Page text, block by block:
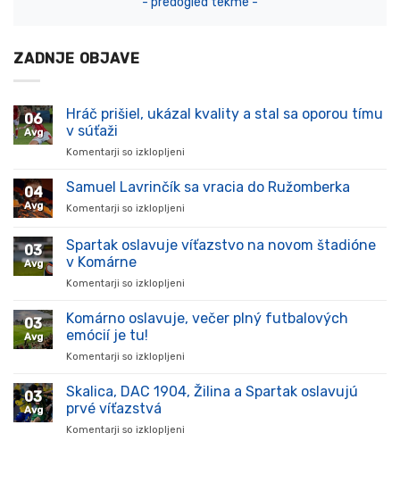
ZADNJE OBJAVE
06
Avg
Hráč prišiel, ukázal kvality a stal sa oporou tímu
v súťaži
Komentarji so izklopljeni
prišiel,
stal
súťaži
04
Avg
Samuel Lavrinčík sa vracia do Ružomberka
Komentarji so izklopljeni
Lavrinčík
sa
03
Avg
Spartak oslavuje víťazstvo na novom štadióne
v Komárne
Komentarji so izklopljeni
oslavuje
v
03
Avg
Komárno oslavuje, večer plný futbalových
emócií je tu!
Komentarji so izklopljeni
oslavuje,
03
Avg
Skalica, DAC 1904, Žilina a Spartak oslavujú
prvé víťazstvá
Komentarji so izklopljeni